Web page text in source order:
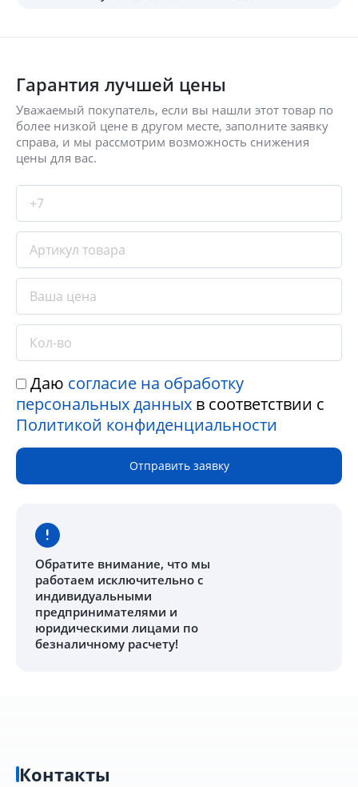
Гарантия лучшей цены
Уважаемый покупатель, если вы нашли этот товар по
более низкой цене в другом месте, заполните заявку
справа, и мы рассмотрим возможность снижения
цены для вас.
Даю согласие на обработку
персональных данных в соответствии с
Политикой конфиденциальности
Отправить заявку
Обратите внимание, что мы
работаем исключительно с
индивидуальными
предпринимателями и
юридическими лицами по
безналичному расчету!
Контакты